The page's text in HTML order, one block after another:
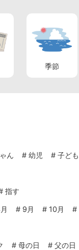
季節
ん # 幼児 # 子ども
指す
# 9月 # 10月 #
# 母の日 # 父の日